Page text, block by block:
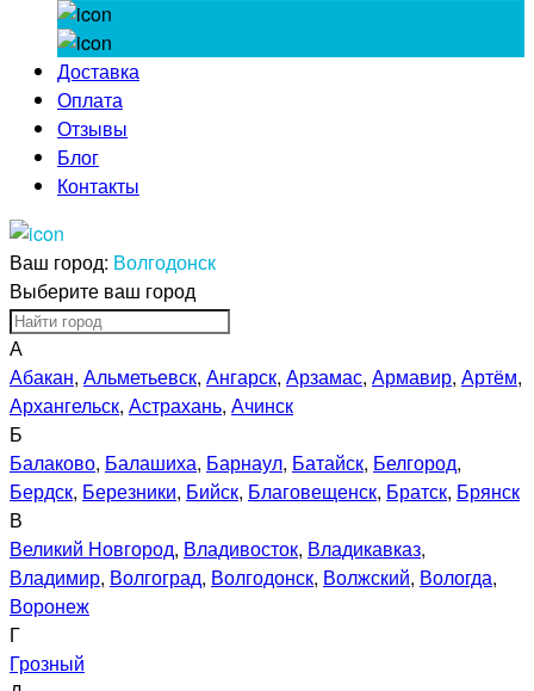
Доставка
Оплата
Отзывы
Блог
Контакты
Ваш город: Волгодонск
Выберите ваш город
А
Абакан, Альметьевск, Ангарск, Арзамас, Армавир, Артём,
Архангельск, Астрахань, Ачинск
Б
Балаково, Балашиха, Барнаул, Батайск, Белгород,
Бердск, Березники, Бийск, Благовещенск, Братск, Брянск
В
Великий Новгород, Владивосток, Владикавказ,
Владимир, Волгоград, Волгодонск, Волжский, Вологда,
Воронеж
Г
Грозный